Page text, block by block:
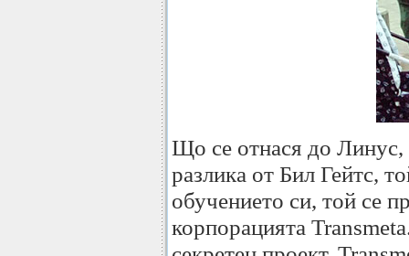
Що се отнася до Линус,
разлика от Бил Гейтс,
обучението си, той се
корпорацията